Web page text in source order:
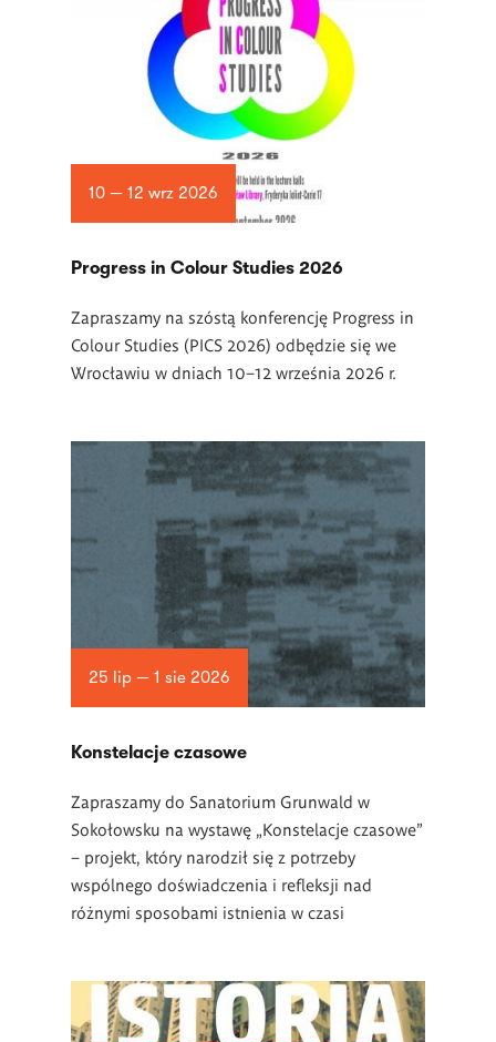
10 — 12 wrz 2026
Progress in Colour Studies 2026
Zapraszamy na szóstą konferencję Progress in
Colour Studies (PICS 2026) odbędzie się we
Wrocławiu w dniach 10–12 września 2026 r.
25 lip — 1 sie 2026
Konstelacje czasowe
Zapraszamy do Sanatorium Grunwald w
Sokołowsku na wystawę „Konstelacje czasowe”
– projekt, który narodził się z potrzeby
wspólnego doświadczenia i refleksji nad
różnymi sposobami istnienia w czasi